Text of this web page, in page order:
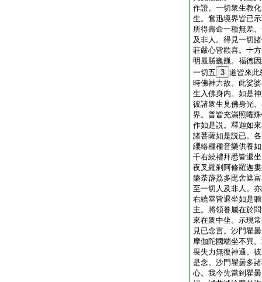
作證。一切衆生教
生。奮迅境界皆已
所得壽命一種無差
及非人。得見一切
莊嚴心皆歡喜。十
明最勝巍巍。福徳
一切五 3 道皆來此
時佛神力故。此娑
生入佛身内。如是
彼諸衆生見佛身光
界。普皆充滿照曜
作如是説。釋迦如
諸菩薩如是説已。
纓絡種種音樂供養
千右繞禮拜悉皆退
夜叉羅刹阿修羅迦
槃荼薜荔多毘舍遮
至一切人及非人。
右繞畢皆退坐如是
主。將領眷屬在於
來在衆中坐。示現
見已念言。沙門瞿
摩伽陀國端坐不異
畏失力無復神通。
是念。沙門瞿曇多
心。我今先當到瞿